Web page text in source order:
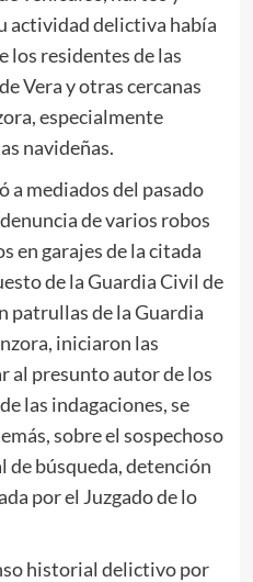
actividad delictiva había
los residentes de las
Vera y otras cercanas
especialmente
navideñas.
a mediados del pasado
de varios robos
en garajes de la citada
de la Guardia Civil de
patrullas de la Guardia
iniciaron las
al presunto autor de los
las indagaciones, se
sobre el sospechoso
de búsqueda, detención
por el Juzgado de lo
historial delictivo por